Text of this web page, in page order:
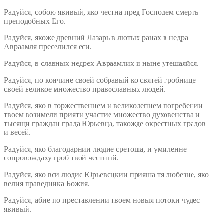
Радуйся, собою явивый, яко честна пред Господем смерть
преподобных Его.
Радуйся, якоже древний Лазарь в лютых ранах в недра
Авраамля преселился еси.
Радуйся, в славных недрех Авраамлих и ныне утешаяйся.
Радуйся, по кончине своей собравый ко святей гробнице
своей великое множество православных людей.
Радуйся, яко в торжественнем и великолепнем погребении
твоем возимели прияти участие множество духовенства и
тысящи граждан града Юрьевца, такожде окрестных градов
и весей.
Радуйся, яко благодарнии людие сретоша, и умиленне
сопровождаху гроб твой честный.
Радуйся, яко вси людие Юрьевецкии прияша тя любезне, яко
велия праведника Божия.
Радуйся, абие по преставлении твоем новыя потоки чудес
явивый.